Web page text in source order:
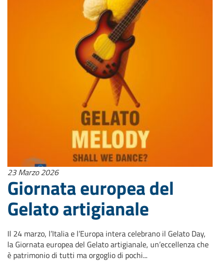
23 Marzo 2026
Giornata europea del
Gelato artigianale
Il 24 marzo, l’Italia e l’Europa intera celebrano il Gelato Day,
la Giornata europea del Gelato artigianale, un’eccellenza che
è patrimonio di tutti ma orgoglio di pochi...